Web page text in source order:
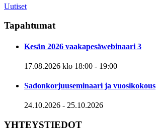
Uutiset
Tapahtumat
Kesän 2026 vaakapesäwebinaari 3
17.08.2026 klo 18:00 - 19:00
Sadonkorjuuseminaari ja vuosikokous
24.10.2026 - 25.10.2026
YHTEYSTIEDOT